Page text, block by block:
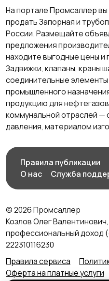
На портале Промсаллер
продать Запорная и
России. Размещайте
предложения
находите выгодные цены и
Задвижки, клапаны, краны
соединительные
промышленного
продукцию для
коммунальной отраслей —
давления, материалом
Правила публикации
О нас
Служба
© 2026 Промсаллер
Козлов Олег
профессиональный доход
222310116230
Правила сервиса
Оферта на платные услуги